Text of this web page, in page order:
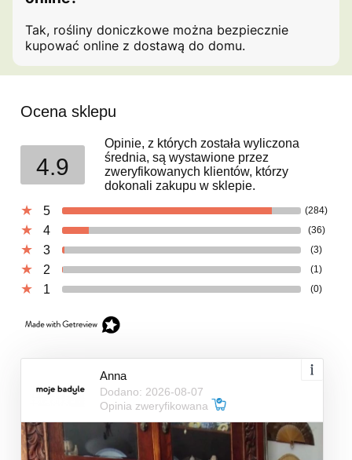
Tak, rośliny doniczkowe można bezpiecznie
kupować online z dostawą do domu.
Ocena sklepu
4.9
Opinie, z których została wyliczona
średnia, są wystawione przez
zweryfikowanych klientów, którzy
dokonali zakupu w sklepie.
5
(284)
4 (36)
3 (3)
2 (1)
1 (0)
Anna
Dodano: 2026-08-07
Opinia zweryfikowana